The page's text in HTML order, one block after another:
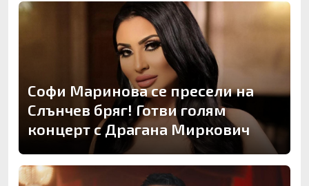
Софи Маринова се пресели на
Слънчев бряг! Готви голям
концерт с Драгана Миркович